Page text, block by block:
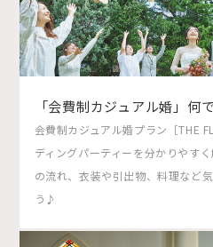
「会費制カジュアル婚」何
会費制カジュアル婚プラン［THE
ディングパーティーを分かりやす
の流れ、衣装や引出物、料理など
う♪